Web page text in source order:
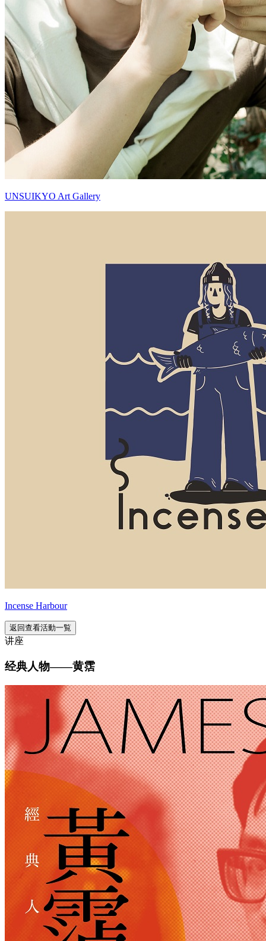
UNSUIKYO Art Gallery
Incense Harbour
返回查看活動一覧
讲座
经典人物——黄霑